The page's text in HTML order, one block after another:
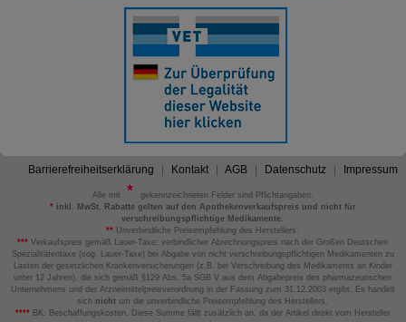
Barrierefreiheitserklärung Kontakt AGB Datenschutz Impressum
Alle mit
gekennzeichneten Felder sind Pflichtangaben.
*inkl. MwSt. Rabatte gelten auf den Apothekenverkaufspreis und nicht für
verschreibungspflichtige Medikamente.
** Unverbindliche Preisempfehlung des Herstellers.
*** Verkaufspreis gemäß Lauer-Taxe; verbindlicher Abrechnungspreis nach der Großen Deutschen
Spezialitätentaxe (sog. Lauer-Taxe) bei Abgabe von nicht verschreibungspflichtigen Medikamenten zu
Lasten der gesetzlichen Krankenversicherungen (z.B. bei Verschreibung des Medikaments an Kinder
unter 12 Jahren), die sich gemäß §129 Abs. 5a SGB V aus dem Abgabepreis des pharmazeutischen
Unternehmens und der Arzneimittelpreisverordnung in der Fassung zum 31.12.2003 ergibt. Es handelt
sich nicht um die unverbindliche Preisempfehlung des Herstellers.
****BK: Beschaffungskosten. Diese Summe fällt zusätzlich an, da der Artikel direkt vom Hersteller